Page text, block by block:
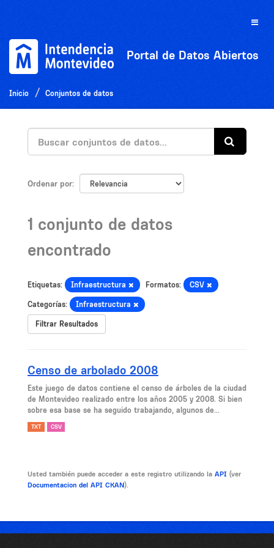
Toggle
Portal de Datos Abiertos
Inicio Conjuntos de datos
Ordenar por
1 conjunto de datos
encontrado
Etiquetas: Infraestructura Formatos: CSV
Categorías: Infraestructura
Filtrar Resultados
Censo de arbolado 2008
Este juego de datos contiene el censo de árboles de la ciudad
de Montevideo realizado entre los años 2005 y 2008. Si bien
sobre esa base se ha seguido trabajando, algunos de...
TXT CSV
Usted también puede acceder a este registro utilizando la API (ver
Documentacion del API CKAN).